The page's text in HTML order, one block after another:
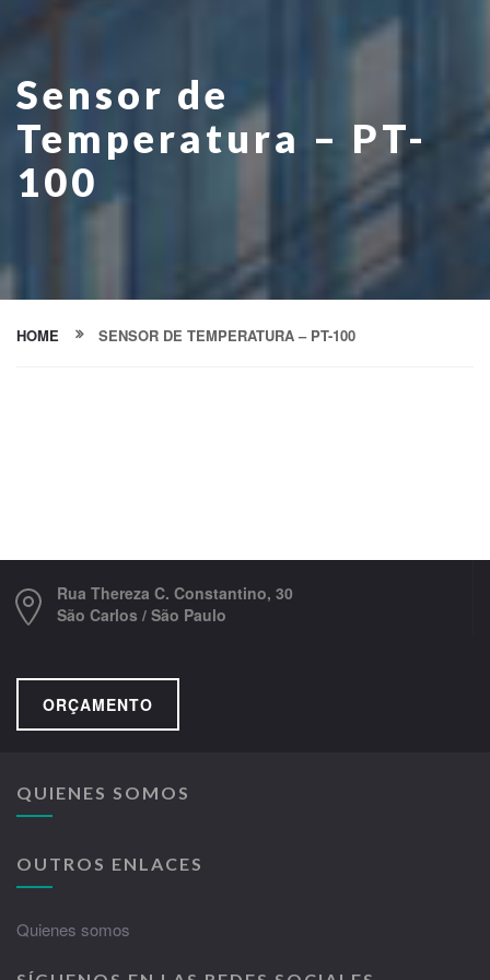
Sensor de
Temperatura – PT-
100
HOME SENSOR DE TEMPERATURA – PT-100
Rua Thereza C. Constantino, 30
São Carlos / São Paulo
ORÇAMENTO
QUIENES SOMOS
OUTROS ENLACES
Quienes somos